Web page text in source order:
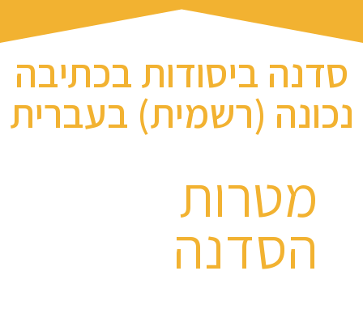
סדנה ביסודות בכתיבה
נכונה (רשמית) בעברית
מטרות
הסדנה